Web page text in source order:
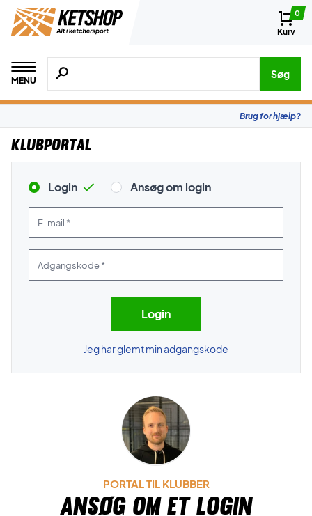
0
Kurv
MENU
Søg efter produkter, mærker etc.
Søg
Brug for hjælp?
Klubportal
Login Ansøg om login
Jeg har glemt min adgangskode
PORTAL TIL KLUBBER
Ansøg om et login